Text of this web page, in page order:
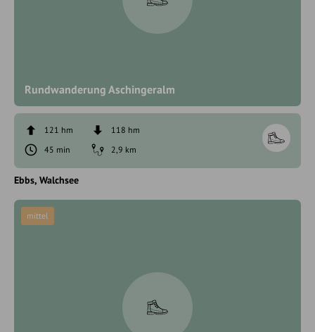
Rundwanderung Aschingeralm
121 hm
118 hm
45 min
2,9 km
Ebbs Walchsee
mittel